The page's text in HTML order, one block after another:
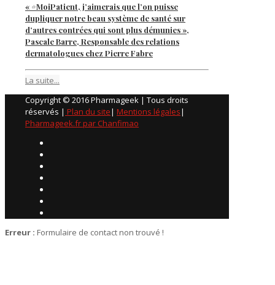
« #MoiPatient, j’aimerais que l’on puisse
dupliquer notre beau système de santé sur
d’autres contrées qui sont plus démunies »,
Pascale Barre, Responsable des relations
dermatologues chez Pierre Fabre
La suite...
Copyright © 2016 Pharmageek | Tous droits
réservés | Plan du site| Mentions légales|
Pharmageek.fr par Chanfimao
Erreur : Formulaire de contact non trouvé !